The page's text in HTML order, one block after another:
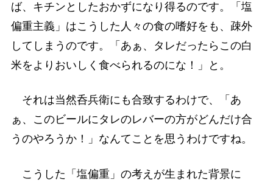
ば、キチンとしたおかずになり得るのです。「塩
偏重主義」はこうした人々の食の嗜好をも、疎外
してしまうのです。「あぁ、タレだったらこの白
米をよりおいしく食べられるのにな！」と。
それは当然呑兵衛にも合致するわけで、「あ
ぁ、このビールにタレのレバーの方がどんだけ合
うのやろうか！」なんてことを思うわけですね。
こうした「塩偏重」の考えが生まれた背景に